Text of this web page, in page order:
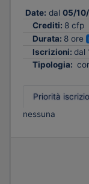
Date: dal 05/
Crediti: 8 cfp
Durata: 8 ore
Iscrizioni: dal
Tipologia:
Priorità
nessuna